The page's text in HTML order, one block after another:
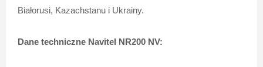
Białorusi, Kazachstanu i Ukrainy.
Dane techniczne Navitel NR200 NV: